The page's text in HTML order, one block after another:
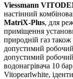
Viessmann
настінний
MatriX-Plus, для
приміщення
природній газ
допустимий
допустимий
водонагрівача 10
Vitopearlwhite,